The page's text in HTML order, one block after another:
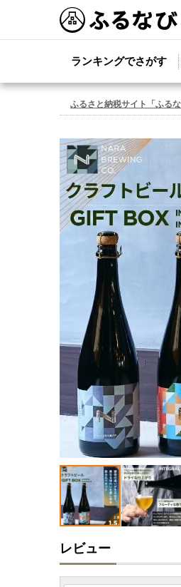
ランキングでさがす
ふるさと納税サイト「ふるな
レビュー